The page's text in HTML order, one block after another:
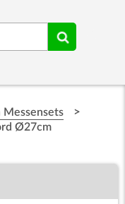
Messensets >
Ø27cm